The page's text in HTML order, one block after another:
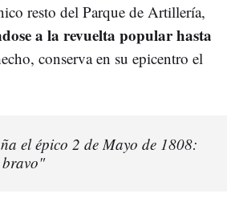
resto del Parque de Artillería,
a la revuelta popular hasta
conserva en su epicentro el
el épico 2 de Mayo de 1808: